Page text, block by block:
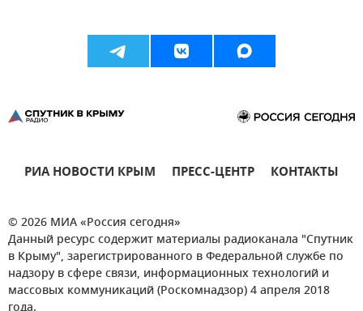
РИА НОВОСТИ КРЫМ ПРЕСС-ЦЕНТР КОНТАКТЫ
© 2026 МИА «Россия сегодня»
Данный ресурс содержит материалы радиоканала "Спутник
в Крыму", зарегистрированного в Федеральной службе по
надзору в сфере связи, информационных технологий и
массовых коммуникаций (Роскомнадзор) 4 апреля 2018